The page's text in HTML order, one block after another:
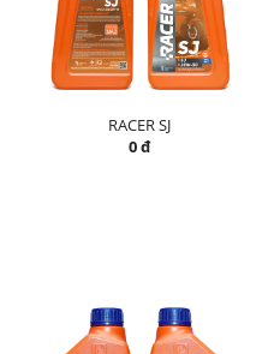
RACER SJ
0 đ